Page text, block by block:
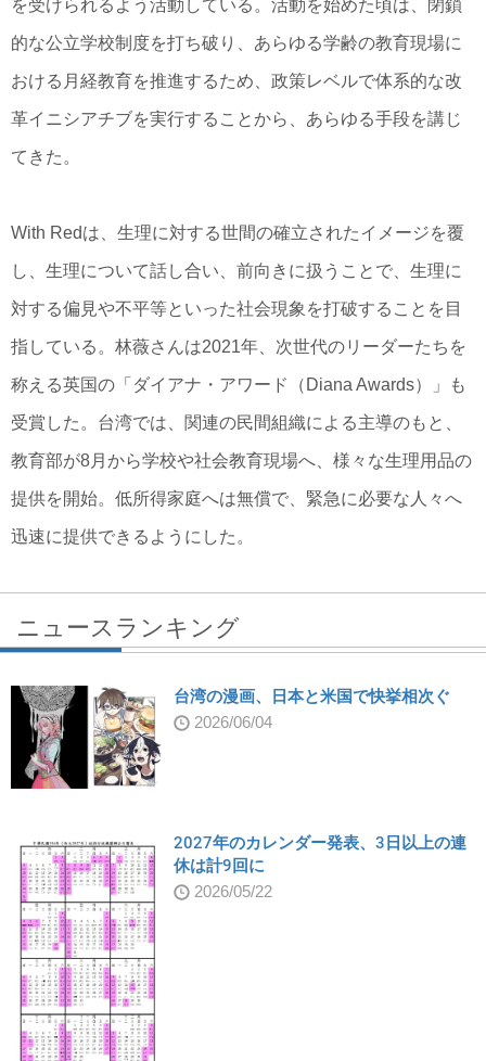
を受けられるよう活動している。活動を始めた頃は、閉鎖
的な公立学校制度を打ち破り、あらゆる学齢の教育現場に
おける月経教育を推進するため、政策レベルで体系的な改
革イニシアチブを実行することから、あらゆる手段を講じ
てきた。
With Redは、生理に対する世間の確立されたイメージを覆
し、生理について話し合い、前向きに扱うことで、生理に
対する偏見や不平等といった社会現象を打破することを目
指している。林薇さんは2021年、次世代のリーダーたちを
称える英国の「ダイアナ・アワード（Diana Awards）」も
受賞した。台湾では、関連の民間組織による主導のもと、
教育部が8月から学校や社会教育現場へ、様々な生理用品の
提供を開始。低所得家庭へは無償で、緊急に必要な人々へ
迅速に提供できるようにした。
ニュースランキング
台湾の漫画、日本と米国で快挙相次ぐ
2026/06/04
2027年のカレンダー発表、3日以上の連
休は計9回に
2026/05/22